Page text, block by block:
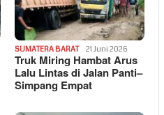
SUMATERA BARAT 21 Juni 2026
Truk Miring Hambat Arus
Lalu Lintas di Jalan Panti–
Simpang Empat